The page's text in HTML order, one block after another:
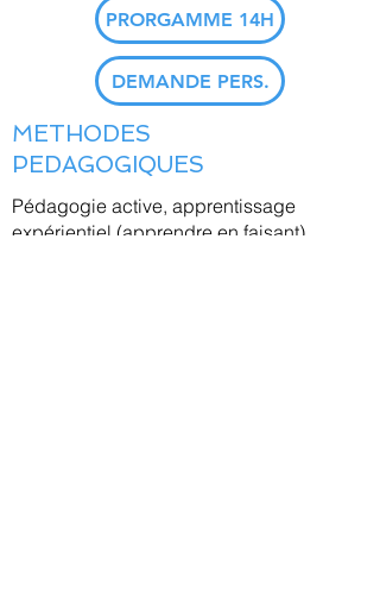
PRORGAMME 14H
DEMANDE PERS.
METHODES
PEDAGOGIQUES
Pédagogie active, apprentissage
expérientiel (apprendre en faisant)